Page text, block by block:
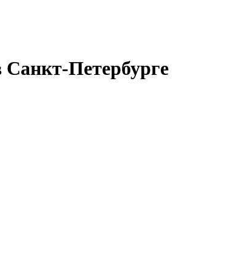
Петербурге